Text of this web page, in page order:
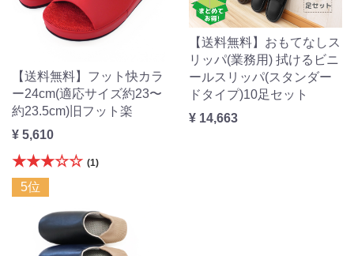
【送料無料】フット快カラ
ー24cm(適応サイズ約23〜
約23.5cm)旧フット楽
¥ 5,610
★★★☆☆ (1)
【送料無料】おもてなしス
リッパ(業務用) 拭けるビニ
ールスリッパ(スタンダー
ドタイプ)10足セット
¥ 14,663
5位